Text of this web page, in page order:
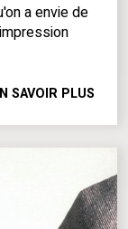
a envie de
SAVOIR PLUS